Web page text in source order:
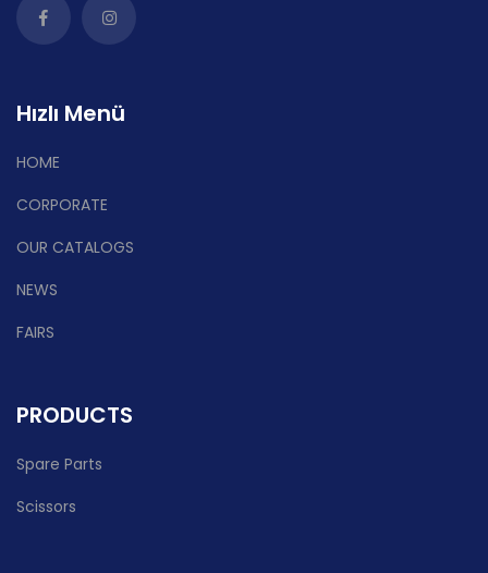
Hızlı Menü
HOME
CORPORATE
OUR CATALOGS
NEWS
FAIRS
PRODUCTS
Spare Parts
Scissors